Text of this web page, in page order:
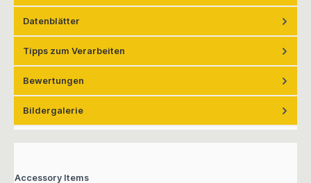
Datenblätter
Tipps zum Verarbeiten
Bewertungen
Bildergalerie
Accessory Items